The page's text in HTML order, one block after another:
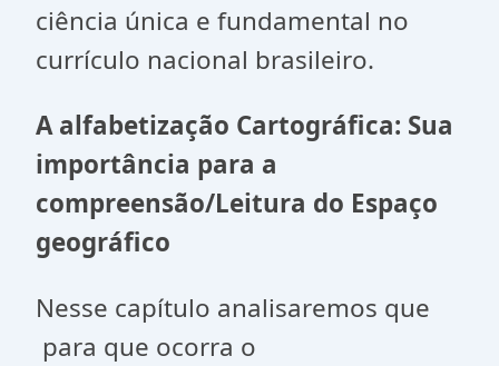
ciência única e fundamental no
currículo nacional brasileiro.
A alfabetização Cartográfica: Sua
importância para a
compreensão/Leitura do Espaço
geográfico
Nesse capítulo analisaremos que
para que ocorra o